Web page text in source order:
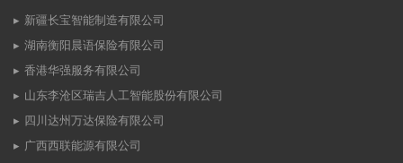
新疆长宝智能制造有限公司
湖南衡阳晨语保险有限公司
香港华强服务有限公司
山东李沧区瑞吉人工智能股份有限公司
四川达州万达保险有限公司
广西西联能源有限公司